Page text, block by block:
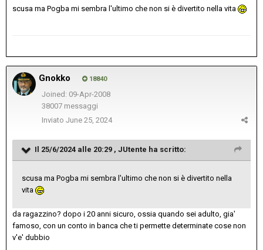
scusa ma Pogba mi sembra l'ultimo che non si è divertito nella vita
Gnokko 18840
Joined: 09-Apr-2008
38007 messaggi
Inviato June 25, 2024
Il 25/6/2024 alle 20:29 , JUtente ha scritto:
scusa ma Pogba mi sembra l'ultimo che non si è divertito nella
vita
da ragazzino? dopo i 20 anni sicuro, ossia quando sei adulto, gia'
famoso, con un conto in banca che ti permette determinate cose non
v'e' dubbio